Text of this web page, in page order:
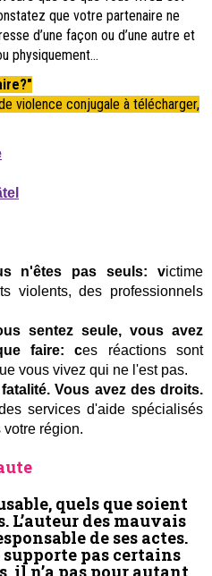
que votre partenaire ne
d’une façon ou d’une autre et
physiquement…
violence conjugale à télécharger,
n'êtes pas seuls: victime
violents, des professionnels
sentez seule, vous avez
faire: ces réactions sont
vous vivez qui ne l'est pas.
Vous avez des droits.
services d'aide spécialisés
région.
quels que soient
L’auteur des mauvais
de ses actes.
pas certains
il n’a pas pour autant